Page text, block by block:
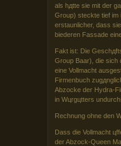
als hдtte sie mit der
Group) steckte tief im
erstaunlicher, dass
biederen Fassade
Fakt ist: Die
Group Baar), die sich
eine Vollmacht
Firmenbuch
Abzocke der Hydra-
in Wцrgцtters
Rechnung ohne den
Dass die Vollmacht
der Abzock-Queen